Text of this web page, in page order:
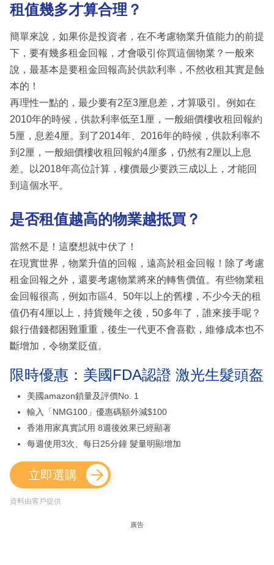
租值幾多才算合理？
簡單來說，如果你是投資者，在不考慮物業升值能力的前提
下，要有幾多租金回報，才會吸引你買這個物業？一般來
說，最基本是要租金回報高於供款利率，不然收租其實是蝕
本的！
再理性一點的，最少要有2至3厘息差，才算吸引。例如在
2010年的時候，供款利率低至1厘，一般細價樓收租回報約
5厘，息差4厘。到了2014年、2016年的時候，供款利率不
到2厘，一般細價樓收租回報約4厘多，仍然有2厘以上息
差。以2018年高位計算，樓價最少要跌三成以上，才能回
到這個水平。
是否租值越高的物業越抵買？
當然不是！這麼想就中伏了！
在現實世界，物業升值的回報，遠高於租金回報！除了考慮
租金回報之外，還要考慮物業將來的轉售價值。有些物業租
金回報很高，例如市區4、50年以上的舊樓，不少今天的租
值仍有4厘以上，持貨幾年之後，50多年了，誰來接手呢？
銀行借錢都困難重重，後生一代更不會喜歡，維修成本也不
斷增加，令物業貶值。
限時優惠：美國FDA認證 激光生髮頭盔
美國amazon鎖量及評價No. 1
輸入「NMG100」優惠碼額外減$100
香港用家真實試用 8週後效果已經顯著
每週使用3次、每日25分鐘 髮量明顯增加
立即選購
資料由客戶提供
廣告